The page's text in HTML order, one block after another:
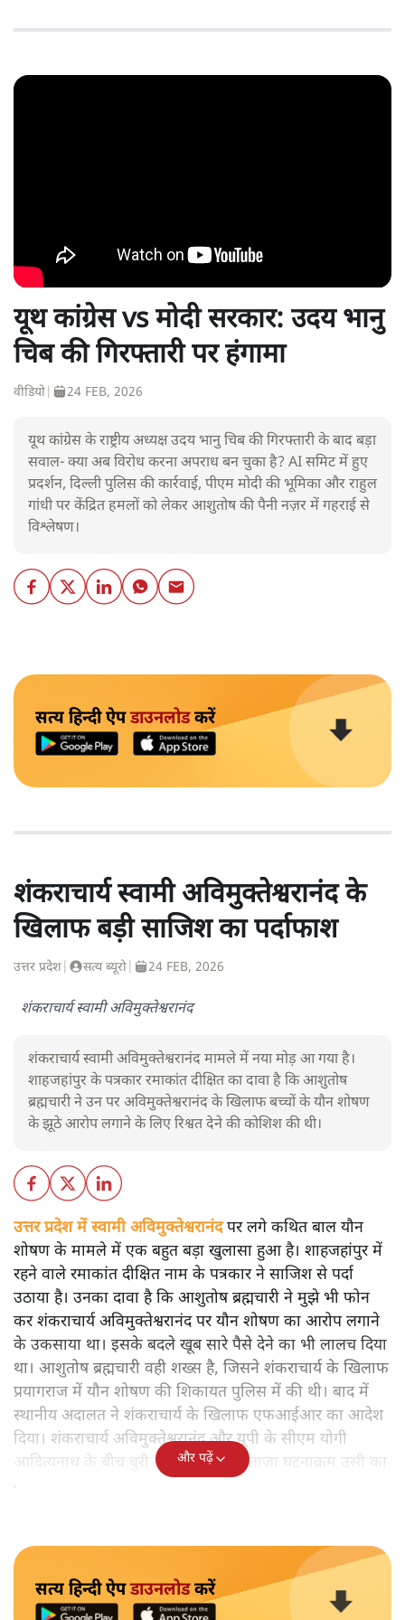
यूथ कांग्रेस vs मोदी सरकार: उदय भानु
चिब की गिरफ्तारी पर हंगामा
वीडियो 24 FEB, 2026
यूथ कांग्रेस के राष्ट्रीय अध्यक्ष उदय भानु चिब की गिरफ्तारी के बाद बड़ा
सवाल- क्या अब विरोध करना अपराध बन चुका है? AI समिट में हुए
प्रदर्शन, दिल्ली पुलिस की कार्रवाई, पीएम मोदी की भूमिका और राहुल
गांधी पर केंद्रित हमलों को लेकर आशुतोष की पैनी नज़र में गहराई से
विश्लेषण।
सत्य हिन्दी ऐपडाउनलोडकरें
शंकराचार्य स्वामी अविमुक्तेश्वरानंद के
खिलाफ बड़ी साजिश का पर्दाफाश
उत्तर प्रदेश सत्य ब्यूरो 24 FEB, 2026
शंकराचार्य स्वामी अविमुक्तेश्वरानंद
शंकराचार्य स्वामी अविमुक्तेश्वरानंद मामले में नया मोड़ आ गया है।
शाहजहांपुर के पत्रकार रमाकांत दीक्षित का दावा है कि आशुतोष
ब्रह्मचारी ने उन पर अविमुक्तेश्वरानंद के खिलाफ बच्चों के यौन शोषण
के झूठे आरोप लगाने के लिए रिश्वत देने की कोशिश की थी।
उत्तर प्रदेश में स्वामी अविमुक्तेश्वरानंदपर लगे कथित बाल यौन
शोषण के मामले में एक बहुत बड़ा खुलासा हुआ है। शाहजहांपुर में
रहने वाले रमाकांत दीक्षित नाम के पत्रकार ने साजिश से पर्दा
के उकसाया था। इसके बदले खूब सारे पैसे देने का भी लालच दिया
था। आशुतोष ब्रह्मचारी वही शख्स है, जिसने शंकराचार्य के खिलाफ
प्रयागराज में यौन शोषण की शिकायत पुलिस में की थी। बाद में